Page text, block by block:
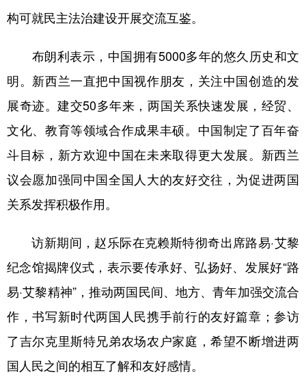
构可就民主法治建设开展交流互鉴。
布朗利表示，中国拥有5000多年的悠久历史和文
明。新西兰一直把中国视作朋友，关注中国创造的发
展奇迹。建交50多年来，两国关系快速发展，经贸、
文化、教育等领域合作成果丰硕。中国制定了百年奋
斗目标，新方欢迎中国在未来取得更大发展。新西兰
议会愿加强同中国全国人大的友好交往，为促进两国
关系发挥积极作用。
访新期间，赵乐际在克赖斯特彻奇出席路易·艾黎
纪念馆揭牌仪式，表示要传承好、弘扬好、发展好“路
易·艾黎精神”，推动两国民间、地方、青年加强交流合
作，书写新时代两国人民携手前行的友好篇章；参访
了吉尔克里斯特兄弟农场农户家庭，希望不断增进两
国人民之间的相互了解和友好感情。